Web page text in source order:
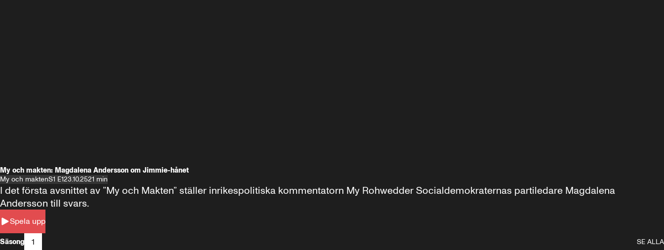
My och makten: Magdalena Andersson om Jimmie-hånet
My och maktenS1 E123.10.2521 min
Spela upp
I det första avsnittet av ”My och Makten” ställer inrikespolitiska kommentatorn My Rohwedder Socialdemokraternas partiledare Magdalena
Andersson till svars.
Säsong 1
SE ALLA